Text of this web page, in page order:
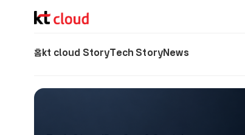
기술 블로그 (Tech) | kt cloud
홈 kt cloud StoryTech StoryNews